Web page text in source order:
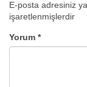
E-posta adresiniz
işaretlenmişlerdir
Yorum *